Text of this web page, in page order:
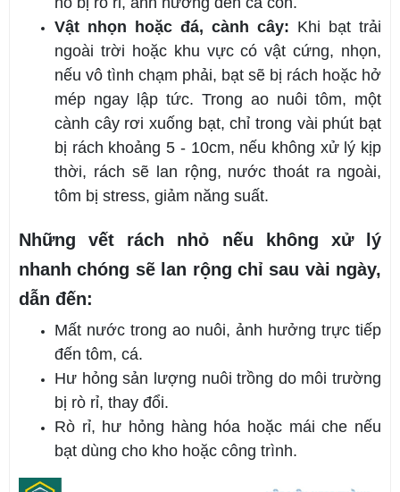
Vật nhọn hoặc đá, cành cây: Khi bạt trải
ngoài trời hoặc khu vực có vật cứng, nhọn,
nếu vô tình chạm phải, bạt sẽ bị rách hoặc hở
mép ngay lập tức. Trong ao nuôi tôm, một
cành cây rơi xuống bạt, chỉ trong vài phút bạt
bị rách khoảng 5 - 10cm, nếu không xử lý kịp
thời, rách sẽ lan rộng, nước thoát ra ngoài,
tôm bị stress, giảm năng suất.
Những vết rách nhỏ nếu không xử lý
nhanh chóng sẽ lan rộng chỉ sau vài ngày,
dẫn đến:
Mất nước trong ao nuôi, ảnh hưởng trực tiếp
đến tôm, cá.
Hư hỏng sản lượng nuôi trồng do môi trường
bị rò rỉ, thay đổi.
Rò rỉ, hư hỏng hàng hóa hoặc mái che nếu
bạt dùng cho kho hoặc công trình.